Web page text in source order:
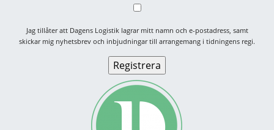
Jag tillåter att Dagens Logistik lagrar mitt namn och e-postadress, samt
skickar mig nyhetsbrev och inbjudningar till arrangemang i tidningens regi.